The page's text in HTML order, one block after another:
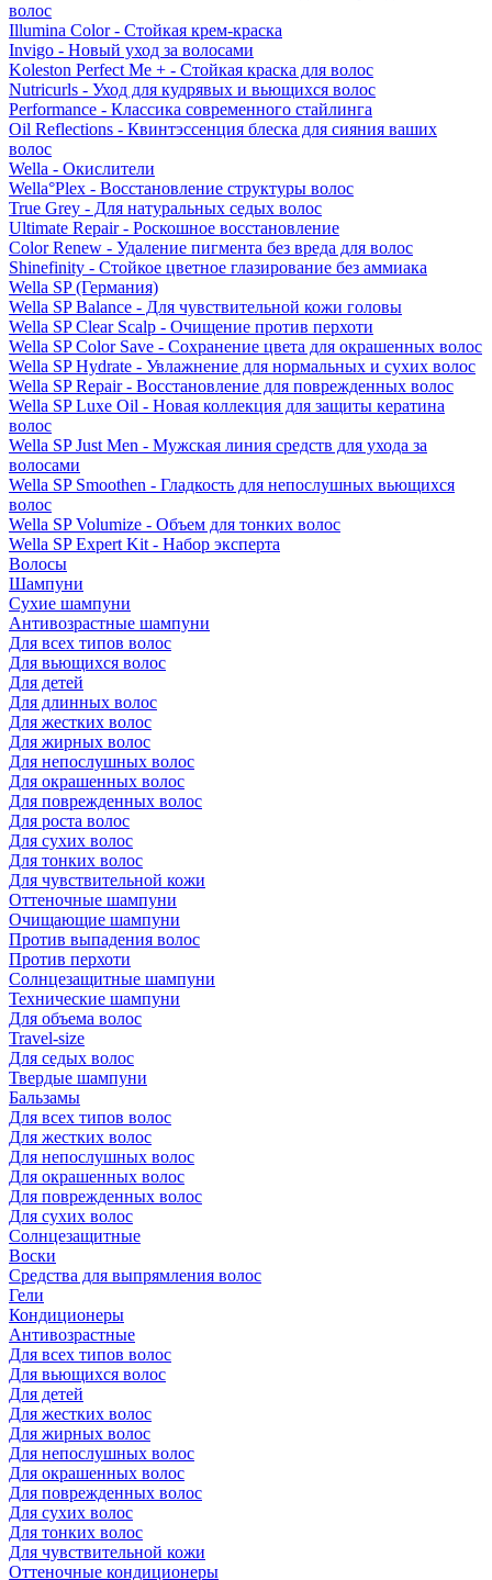
волос
Illumina Color - Стойкая крем-краска
Invigo - Новый уход за волосами
Koleston Perfect Me + - Стойкая краска для волос
Nutricurls - Уход для кудрявых и вьющихся волос
Performance - Классика современного стайлинга
Oil Reflections - Квинтэссенция блеска для сияния ваших
волос
Wella - Окислители
Wella°Plex - Восстановление структуры волос
True Grey - Для натуральных седых волос
Ultimate Repair - Роскошное восстановление
Color Renew - Удаление пигмента без вреда для волос
Shinefinity - Стойкое цветное глазирование без аммиака
Wella SP (Германия)
Wella SP Balance - Для чувствительной кожи головы
Wella SP Clear Scalp - Очищение против перхоти
Wella SP Color Save - Сохранение цвета для окрашенных волос
Wella SP Hydrate - Увлажнение для нормальных и сухих волос
Wella SP Repair - Восстановление для поврежденных волос
Wella SP Luxe Oil - Новая коллекция для защиты кератина
волос
Wella SP Just Men - Мужская линия средств для ухода за
волосами
Wella SP Smoothen - Гладкость для непослушных вьющихся
волос
Wella SP Volumize - Объем для тонких волос
Wella SP Expert Kit - Набор эксперта
Волосы
Шампуни
Сухие шампуни
Антивозрастные шампуни
Для всех типов волос
Для вьющихся волос
Для детей
Для длинных волос
Для жестких волос
Для жирных волос
Для непослушных волос
Для окрашенных волос
Для поврежденных волос
Для роста волос
Для сухих волос
Для тонких волос
Для чувствительной кожи
Оттеночные шампуни
Очищающие шампуни
Против выпадения волос
Против перхоти
Солнцезащитные шампуни
Технические шампуни
Для объема волос
Travel-size
Для седых волос
Твердые шампуни
Бальзамы
Для всех типов волос
Для жестких волос
Для непослушных волос
Для окрашенных волос
Для поврежденных волос
Для сухих волос
Солнцезащитные
Воски
Средства для выпрямления волос
Гели
Кондиционеры
Антивозрастные
Для всех типов волос
Для вьющихся волос
Для детей
Для жестких волос
Для жирных волос
Для непослушных волос
Для окрашенных волос
Для поврежденных волос
Для сухих волос
Для тонких волос
Для чувствительной кожи
Оттеночные кондиционеры